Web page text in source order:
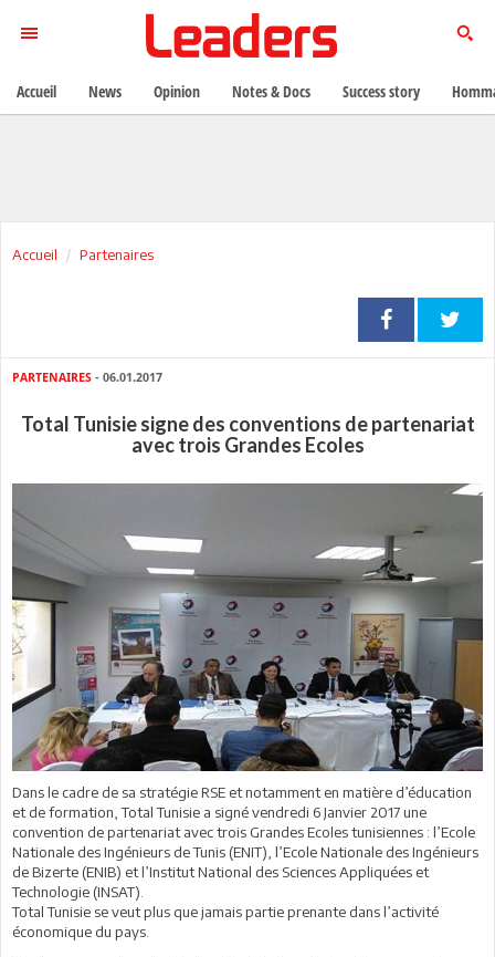
Accueil Partenaires
PARTENAIRES - 06.01.2017
Total Tunisie signe des conventions de partenariat
avec trois Grandes Ecoles
Dans le cadre de sa stratégie RSE et notamment en matière d’éducation
et de formation, Total Tunisie a signé vendredi 6 Janvier 2017 une
convention de partenariat avec trois Grandes Ecoles tunisiennes : l’Ecole
Nationale des Ingénieurs de Tunis (ENIT), l’Ecole Nationale des Ingénieurs
de Bizerte (ENIB) et l’Institut National des Sciences Appliquées et
Technologie (INSAT).
Total Tunisie se veut plus que jamais partie prenante dans l’activité
économique du pays.
Accueil News Opinion Notes & Docs Success story